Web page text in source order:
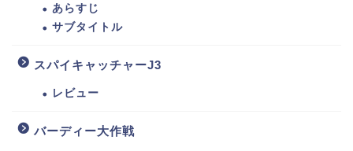
あらすじ
サブタイトル
スパイキャッチャーJ3
レビュー
バーディー大作戦